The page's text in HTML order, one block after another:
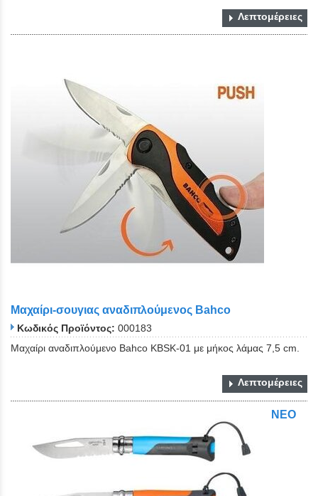
Λεπτομέρειες
Μαχαίρι-σουγιας αναδιπλούμενος Bahco
Κωδικός Προϊόντος: 000183
Μαχαίρι αναδιπλούμενο Bahco KBSK-01 με μήκος λάμας 7,5 cm.
Λεπτομέρειες
ΝΕΟ